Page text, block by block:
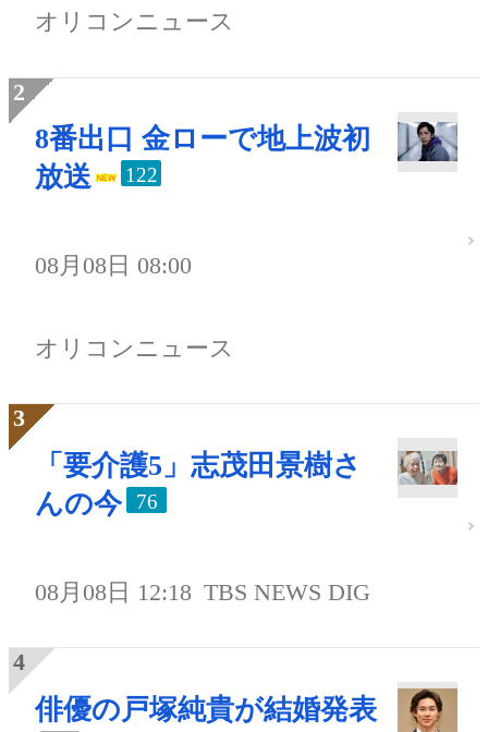
オリコンニュース
8番出口 金ローで地上波初
放送
122
08月08日 08:00
オリコンニュース
「要介護5」志茂田景樹さ
んの今
76
08月08日 12:18 TBS NEWS DIG
俳優の戸塚純貴が結婚発表